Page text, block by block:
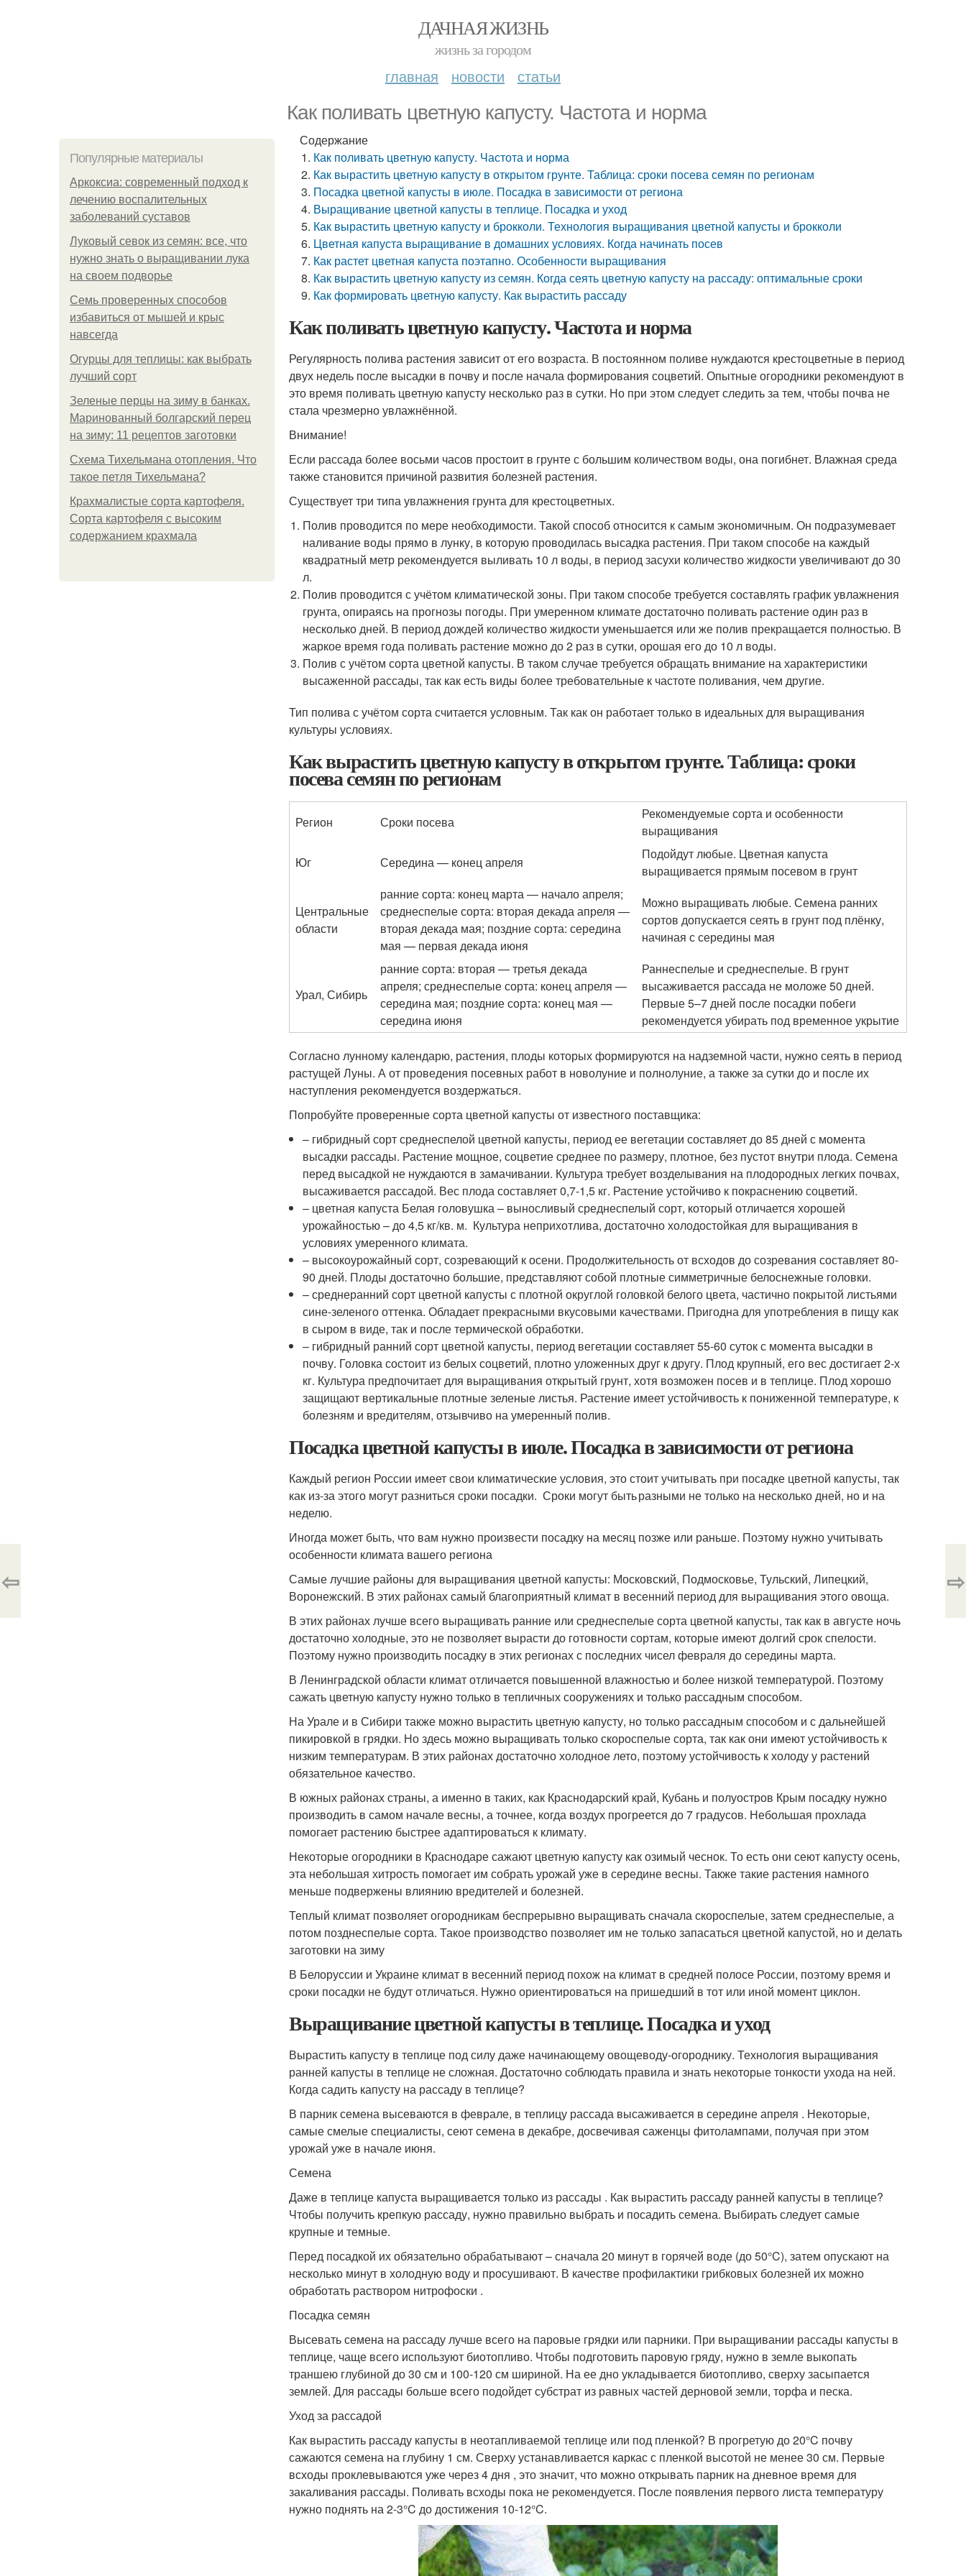
ДАЧНАЯ ЖИЗНЬ
жизнь за городом
главная новости статьи
Как поливать цветную капусту. Частота и норма
Популярные материалы
Аркоксиа: современный подход к
лечению воспалительных
заболеваний суставов
Луковый севок из семян: все, что
нужно знать о выращивании лука
на своем подворье
Семь проверенных способов
избавиться от мышей и крыс
навсегда
Огурцы для теплицы: как выбрать
лучший сорт
Зеленые перцы на зиму в банках.
Маринованный болгарский перец
на зиму: 11 рецептов заготовки
Схема Тихельмана отопления. Что
такое петля Тихельмана?
Крахмалистые сорта картофеля.
Сорта картофеля с высоким
содержанием крахмала
Содержание
Как поливать цветную капусту. Частота и норма
Как вырастить цветную капусту в открытом грунте. Таблица: сроки посева семян по регионам
Посадка цветной капусты в июле. Посадка в зависимости от региона
Выращивание цветной капусты в теплице. Посадка и уход
Как вырастить цветную капусту и брокколи. Технология выращивания цветной капусты и брокколи
Цветная капуста выращивание в домашних условиях. Когда начинать посев
Как растет цветная капуста поэтапно. Особенности выращивания
Как вырастить цветную капусту из семян. Когда сеять цветную капусту на рассаду: оптимальные сроки
Как формировать цветную капусту. Как вырастить рассаду
Как поливать цветную капусту. Частота и норма
Регулярность полива растения зависит от его возраста. В постоянном поливе нуждаются крестоцветные в период
двух недель после высадки в почву и после начала формирования соцветий. Опытные огородники рекомендуют в
это время поливать цветную капусту несколько раз в сутки. Но при этом следует следить за тем, чтобы почва не
стала чрезмерно увлажнённой.
Внимание!
Если рассада более восьми часов простоит в грунте с большим количеством воды, она погибнет. Влажная среда
также становится причиной развития болезней растения.
Существует три типа увлажнения грунта для крестоцветных.
Полив проводится по мере необходимости. Такой способ относится к самым экономичным. Он подразумевает
наливание воды прямо в лунку, в которую проводилась высадка растения. При таком способе на каждый
квадратный метр рекомендуется выливать 10 л воды, в период засухи количество жидкости увеличивают до 30
л.
Полив проводится с учётом климатической зоны. При таком способе требуется составлять график увлажнения
грунта, опираясь на прогнозы погоды. При умеренном климате достаточно поливать растение один раз в
несколько дней. В период дождей количество жидкости уменьшается или же полив прекращается полностью. В
жаркое время года поливать растение можно до 2 раз в сутки, орошая его до 10 л воды.
Полив с учётом сорта цветной капусты. В таком случае требуется обращать внимание на характеристики
высаженной рассады, так как есть виды более требовательные к частоте поливания, чем другие.
Тип полива с учётом сорта считается условным. Так как он работает только в идеальных для выращивания
культуры условиях.
Как вырастить цветную капусту в открытом грунте. Таблица: сроки
посева семян по регионам
Регион Сроки посева
Рекомендуемые сорта и особенности
выращивания
Юг
Середина — конец апреля
Подойдут любые. Цветная капуста
выращивается прямым посевом в грунт
Центральные
области
ранние сорта: конец марта — начало апреля;
среднеспелые сорта: вторая декада апреля —
вторая декада мая; поздние сорта: середина
мая — первая декада июня
Можно выращивать любые. Семена ранних
сортов допускается сеять в грунт под плёнку,
начиная с середины мая
Урал, Сибирь
ранние сорта: вторая — третья декада
апреля; среднеспелые сорта: конец апреля —
середина мая; поздние сорта: конец мая —
середина июня
Раннеспелые и среднеспелые. В грунт
высаживается рассада не моложе 50 дней.
Первые 5–7 дней после посадки побеги
рекомендуется убирать под временное укрытие
Согласно лунному календарю, растения, плоды которых формируются на надземной части, нужно сеять в период
растущей Луны. А от проведения посевных работ в новолуние и полнолуние, а также за сутки до и после их
наступления рекомендуется воздержаться.
Попробуйте проверенные сорта цветной капусты от известного поставщика:
– гибридный сорт среднеспелой цветной капусты, период ее вегетации составляет до 85 дней с момента
высадки рассады. Растение мощное, соцветие среднее по размеру, плотное, без пустот внутри плода. Семена
перед высадкой не нуждаются в замачивании. Культура требует возделывания на плодородных легких почвах,
высаживается рассадой. Вес плода составляет 0,7-1,5 кг. Растение устойчиво к покраснению соцветий.
– цветная капуста Белая головушка – выносливый среднеспелый сорт, который отличается хорошей
урожайностью – до 4,5 кг/кв. м. Культура неприхотлива, достаточно холодостойкая для выращивания в
условиях умеренного климата.
– высокоурожайный сорт, созревающий к осени. Продолжительность от всходов до созревания составляет 80-
90 дней. Плоды достаточно большие, представляют собой плотные симметричные белоснежные головки.
– среднеранний сорт цветной капусты с плотной округлой головкой белого цвета, частично покрытой листьями
сине-зеленого оттенка. Обладает прекрасными вкусовыми качествами. Пригодна для употребления в пищу как
в сыром в виде, так и после термической обработки.
– гибридный ранний сорт цветной капусты, период вегетации составляет 55-60 суток с момента высадки в
почву. Головка состоит из белых соцветий, плотно уложенных друг к другу. Плод крупный, его вес достигает 2-х
кг. Культура предпочитает для выращивания открытый грунт, хотя возможен посев и в теплице. Плод хорошо
защищают вертикальные плотные зеленые листья. Растение имеет устойчивость к пониженной температуре, к
болезням и вредителям, отзывчиво на умеренный полив.
Посадка цветной капусты в июле. Посадка в зависимости от региона
Каждый регион России имеет свои климатические условия, это стоит учитывать при посадке цветной капусты, так
как из-за этого могут разниться сроки посадки. Сроки могут быть разными не только на несколько дней, но и на
неделю.
Иногда может быть, что вам нужно произвести посадку на месяц позже или раньше. Поэтому нужно учитывать
особенности климата вашего региона
Самые лучшие районы для выращивания цветной капусты: Московский, Подмосковье, Тульский, Липецкий,
Воронежский. В этих районах самый благоприятный климат в весенний период для выращивания этого овоща.
В этих районах лучше всего выращивать ранние или среднеспелые сорта цветной капусты, так как в августе ночь
достаточно холодные, это не позволяет вырасти до готовности сортам, которые имеют долгий срок спелости.
Поэтому нужно производить посадку в этих регионах с последних чисел февраля до середины марта.
В Ленинградской области климат отличается повышенной влажностью и более низкой температурой. Поэтому
сажать цветную капусту нужно только в тепличных сооружениях и только рассадным способом.
На Урале и в Сибири также можно вырастить цветную капусту, но только рассадным способом и с дальнейшей
пикировкой в грядки. Но здесь можно выращивать только скороспелые сорта, так как они имеют устойчивость к
низким температурам. В этих районах достаточно холодное лето, поэтому устойчивость к холоду у растений
обязательное качество.
В южных районах страны, а именно в таких, как Краснодарский край, Кубань и полуостров Крым посадку нужно
производить в самом начале весны, а точнее, когда воздух прогреется до 7 градусов. Небольшая прохлада
помогает растению быстрее адаптироваться к климату.
Некоторые огородники в Краснодаре сажают цветную капусту как озимый чеснок. То есть они сеют капусту осень,
эта небольшая хитрость помогает им собрать урожай уже в середине весны. Также такие растения намного
меньше подвержены влиянию вредителей и болезней.
Теплый климат позволяет огородникам беспрерывно выращивать сначала скороспелые, затем среднеспелые, а
потом позднеспелые сорта. Такое производство позволяет им не только запасаться цветной капустой, но и делать
заготовки на зиму
В Белоруссии и Украине климат в весенний период похож на климат в средней полосе России, поэтому время и
сроки посадки не будут отличаться. Нужно ориентироваться на пришедший в тот или иной момент циклон.
Выращивание цветной капусты в теплице. Посадка и уход
Вырастить капусту в теплице под силу даже начинающему овощеводу-огороднику. Технология выращивания
ранней капусты в теплице не сложная. Достаточно соблюдать правила и знать некоторые тонкости ухода на ней.
Когда садить капусту на рассаду в теплице?
В парник семена высеваются в феврале, в теплицу рассада высаживается в середине апреля . Некоторые,
самые смелые специалисты, сеют семена в декабре, досвечивая саженцы фитолампами, получая при этом
урожай уже в начале июня.
Семена
Даже в теплице капуста выращивается только из рассады . Как вырастить рассаду ранней капусты в теплице?
Чтобы получить крепкую рассаду, нужно правильно выбрать и посадить семена. Выбирать следует самые
крупные и темные.
Перед посадкой их обязательно обрабатывают – сначала 20 минут в горячей воде (до 50°C), затем опускают на
несколько минут в холодную воду и просушивают. В качестве профилактики грибковых болезней их можно
обработать раствором нитрофоски .
Посадка семян
Высевать семена на рассаду лучше всего на паровые грядки или парники. При выращивании рассады капусты в
теплице, чаще всего используют биотопливо. Чтобы подготовить паровую гряду, нужно в земле выкопать
траншею глубиной до 30 см и 100-120 см шириной. На ее дно укладывается биотопливо, сверху засыпается
землей. Для рассады больше всего подойдет субстрат из равных частей дерновой земли, торфа и песка.
Уход за рассадой
Как вырастить рассаду капусты в неотапливаемой теплице или под пленкой? В прогретую до 20°C почву
сажаются семена на глубину 1 см. Сверху устанавливается каркас с пленкой высотой не менее 30 см. Первые
всходы проклевываются уже через 4 дня , это значит, что можно открывать парник на дневное время для
закаливания рассады. Поливать всходы пока не рекомендуется. После появления первого листа температуру
нужно поднять на 2-3°C до достижения 10-12°C.
⇦ ⇨